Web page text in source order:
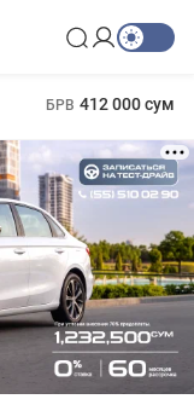
БРВ 412 000 сум